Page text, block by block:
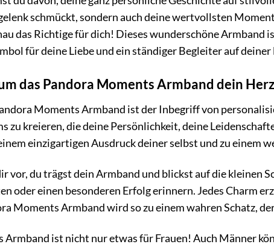
schmückt, sondern auch deine wertvollsten
das Richtige für dich! Dieses wunderschöne
für deine Liebe und ein ständiger Begleiter auf deiner
das Pandora Moments Armband dein
Moments Armband ist der Inbegriff von
zu kreieren, die deine Persönlichkeit, deine
einzigartigen Ausdruck deiner selbst und zu einem
vor, du trägst dein Armband und blickst auf die kleinen
oder einen besonderen Erfolg erinnern. Jedes Charm
Moments Armband wird so zu einem wahren Schatz,
Armband ist nicht nur etwas für Frauen! Auch Männer